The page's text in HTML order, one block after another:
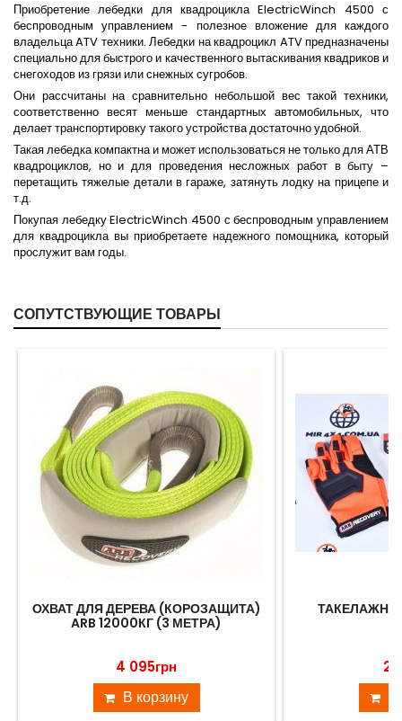
Приобретение лебедки для квадроцикла ElectricWinch 4500 с
беспроводным управлением - полезное вложение для каждого
владельца ATV техники. Лебедки на квадроцикл ATV предназначены
специально для быстрого и качественного вытаскивания квадриков и
снегоходов из грязи или снежных сугробов.
Они рассчитаны на сравнительно небольшой вес такой техники,
соответственно весят меньше стандартных автомобильных, что
делает транспортировку такого устройства достаточно удобной.
Такая лебедка компактна и может использоваться не только для АТВ
квадроциклов, но и для проведения несложных работ в быту –
перетащить тяжелые детали в гараже, затянуть лодку на прицепе и
т.д.
Покупая лебедку ElectricWinch 4500 с беспроводным управлением
для квадроцикла вы приобретаете надежного помощника, который
прослужит вам годы.
СОПУТСТВУЮЩИЕ ТОВАРЫ
ОХВАТ ДЛЯ ДЕРЕВА (КОРОЗАЩИТА)
ARB 12000КГ (3 МЕТРА)
4 095грн
В корзину
2